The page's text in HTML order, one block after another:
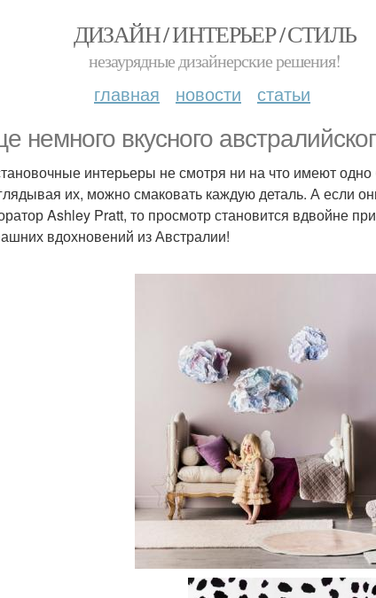
ДИЗАЙН / ИНТЕРЬЕР / СТИЛЬ
незаурядные дизайнерские решения!
главная новости статьи
немного вкусного
интерьеры не смотря ни на что имеют
их, можно смаковать каждую деталь. А если
Ashley Pratt, то просмотр становится вдвойне
вдохновений из Австралии!